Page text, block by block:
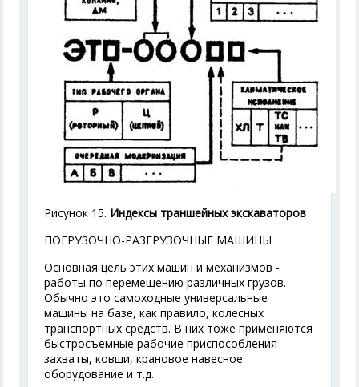
Рисунок 15. Индексы траншейных экскаваторов
ПОГРУЗОЧНО-РАЗГРУЗОЧНЫЕ МАШИНЫ
Основная цель этих машин и механизмов -
работы по перемещению различных грузов.
Обычно это самоходные универсальные
машины на базе, как правило, колесных
транспортных средств. В них тоже применяются
быстросъемные рабочие приспособления -
захваты, ковши, крановое навесное
оборудование и т.д.